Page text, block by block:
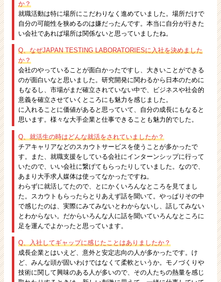
か？
就職活動は特に場所にこだわりなく進めていました。場所だけで
自分の可能性を狭めるのは嫌だったんです。本当に自分が行きた
い会社であれば場所は関係ないと思っていましたね。
Q、なぜJAPAN TESTING LABORATORIESに入社を決めました
か？
会社のやっていることが面白かったですし、大きいことができる
のが面白いなと思いました。研究開発に関わるから日本のために
もなるし、市場がまだ確立されていない中で、ビジネスや社会的
意義を確立させていくところにも魅力を感じました。
に入れることに価値があると思っていて、自分の成長にもなると
思います。様々な大手企業と仕事できることも魅力的でした。
Q、就活生の時はどんな就活をされていましたか？
チアキャリアなどのスカウトサービスを使うことが多かったで
す。また、就職支援をしている会社にインターンシップに行って
いたので、いい会社に繋げてもらったりしていました。なので、
あまり大手求人媒体は使ってなかったですね。
わらずに就活してたので、とにかくいろんなところを見てまし
た。スカウトもらったらとりあえず話を聞いて。やっぱりその中
で感じたのは、実際にみてみないとわからないし、話してみない
とわからない。だからいろんな人に話を聞いていろんなところに
足を運んでよかったと思っています。
Q、入社してギャップに感じたことはありましたか？
成長企業とはいえど、意外と安定志向の人が多かったです。け
ど、みんな頭が固いわけではなくて柔軟というか。モノづくりや
技術に関して興味のある人が多いので、その人たちの熱量を感じ